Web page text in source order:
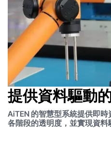
提供資料驅動
AiTEN 的智慧型系統提供即
各階段的透明度，並實現資料